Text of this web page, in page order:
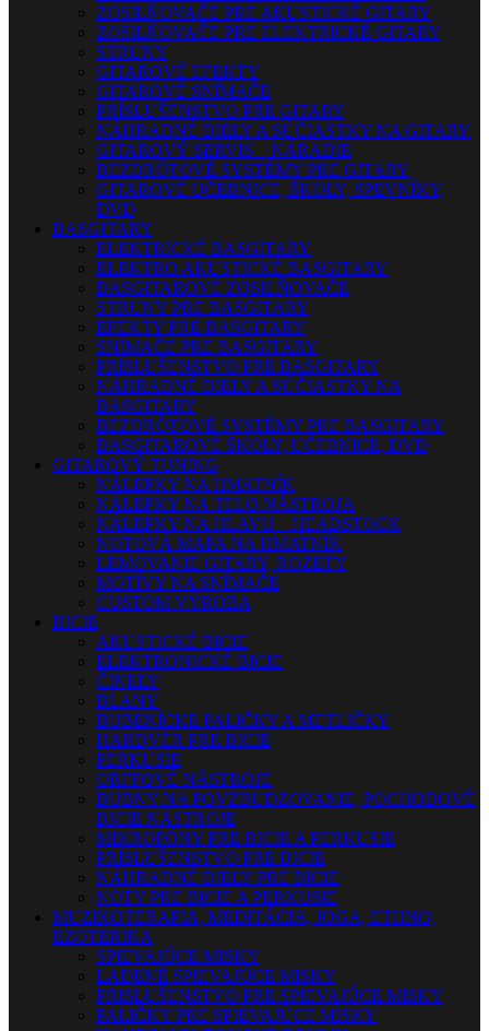
ZOSILŇOVAČE PRE AKUSTICKÉ GITARY
ZOSILŇOVAČE PRE ELEKTRICKÉ GITARY
STRUNY
GITAROVÉ EFEKTY
GITAROVÉ SNÍMAČE
PRÍSLUŠENSTVO PRE GITARY
NÁHRADNÉ DIELY A SÚČIASTKY NA GITARY
GITAROVÝ SERVIS – NÁRADIE
BEZDRÔTOVÉ SYSTÉMY PRE GITARY
GITAROVÉ UČEBNICE, ŠKOLY, SPEVNÍKY,
DVD
BASGITARY
ELEKTRICKÉ BASGITARY
ELEKTRO AKUSTICKÉ BASGITARY
BASGITAROVÉ ZOSILŇOVAČE
STRUNY PRE BASGITARY
EFEKTY PRE BASGITARY
SNÍMAČE PRE BASGITARY
PRÍSLUŠENSTVO PRE BASGITARY
NÁHRADNÉ DIELY A SÚČIASTKY NA
BASGITARY
BEZDRÔTOVÉ SYSTÉMY PRE BASGITARY
BASGITAROVÉ ŠKOLY, UČEBNICE, DVD
GITAROVÝ TUNING
NÁLEPKY NA HMATNÍK
NÁLEPKY NA TELO NÁSTROJA
NÁLEPKY NA HLAVU – HEADSTOCK
NOTOVÁ MAPA NA HMATNÍK
LEMOVANIE GITARY, ROZETY
MOTÍVY NA SNÍMAČE
CUSTOM VÝROBA
BICIE
AKUSTICKÉ BICIE
ELEKTRONICKÉ BICIE
ČINELY
BLANY
BUBENÍCKE PALIČKY A METLIČKY
HARDVÉR PRE BICIE
PERKUSIE
ORFFOVÉ NÁSTROJE
BUBNY NA POVZBUDZOVANIE, POCHODOVÉ
BICIE NÁSTROJE
MIKROFÓNY PRE BICIE A PERKUSIE
PRÍSLUŠENSTVO PRE BICIE
NÁHRADNÉ DIELY PRE BICIE
NOTY PRE BICIE A PERKUSIE
MUZIKOTERAPIA, MEDITÁCIA, JOGA, ETHNO,
EZOTERIKA
SPIEVAJÚCE MISKY
LADENÉ SPIEVAJÚCE MISKY
PRISLUŠENSTVO PRE SPIEVAJÚCE MISKY
PALIČKY PRE SPIEVAJÚCE MISKY